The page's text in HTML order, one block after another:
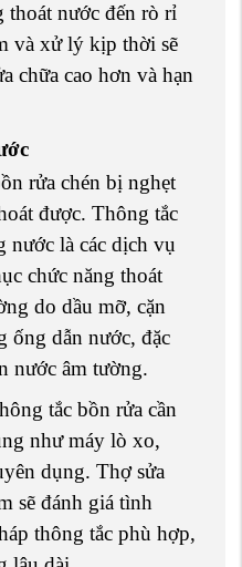
thoát nước đến rò rỉ
và xử lý kịp thời sẽ
chữa cao hơn và hạn
rửa chén bị nghẹt
được. Thông tắc
nước là các dịch vụ
chức năng thoát
do dầu mỡ, cặn
ống dẫn nước, đặc
nước âm tường.
tắc bồn rửa cần
như máy lò xo,
dụng. Thợ sửa
sẽ đánh giá tình
thông tắc phù hợp,